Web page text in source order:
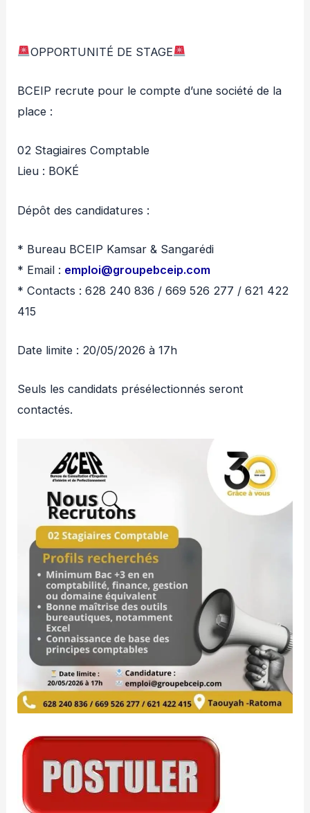
OPPORTUNITÉ DE STAGE
BCEIP recrute pour le compte d’une société de la
place :
02 Stagiaires Comptable
Lieu : BOKÉ
Dépôt des candidatures :
* Bureau BCEIP Kamsar & Sangarédi
* Email : emploi@groupebceip.com
* Contacts : 628 240 836 / 669 526 277 / 621 422
415
Date limite : 20/05/2026 à 17h
Seuls les candidats présélectionnés seront
contactés.